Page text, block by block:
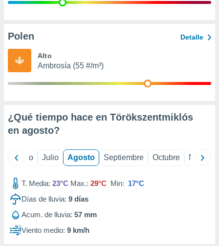
e
publicidad
Polen Detalle
Alto
Ambrosía (55 #/m³)
¿Qué tiempo hace en Törökszentmiklós
en agosto?
Junio Julio Agosto Septiembre Octubre
T. Media: 23°C Max.: 29°C Min: 17°C
Días de lluvia: 9 días
Acum. de lluvia: 57 mm
Viento medio: 9 km/h